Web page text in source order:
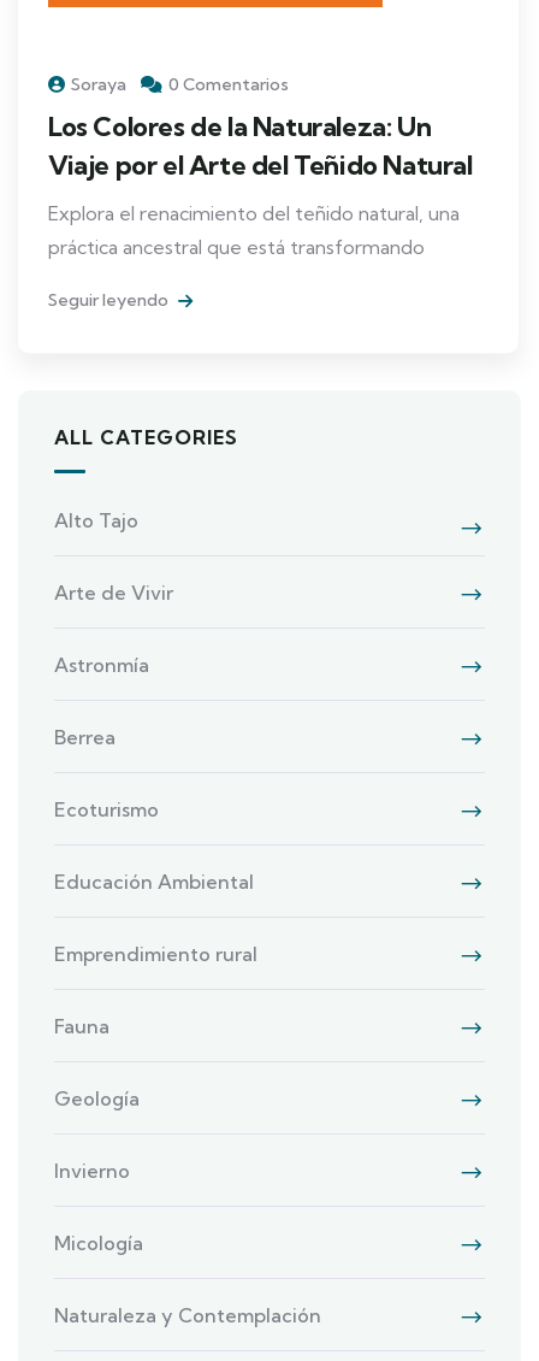
Soraya 0 Comentarios
Los Colores de la Naturaleza: Un
Viaje por el Arte del Teñido Natural
Explora el renacimiento del teñido natural, una
práctica ancestral que está transformando
Seguir leyendo
ALL CATEGORIES
Alto Tajo
Arte de Vivir
Astronmía
Berrea
Ecoturismo
Educación Ambiental
Emprendimiento rural
Fauna
Geología
Invierno
Micología
Naturaleza y Contemplación